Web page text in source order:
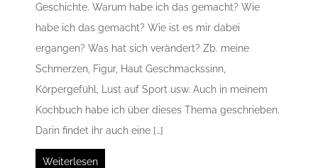
Geschichte. Warum habe ich das gemacht? Wie
habe ich das gemacht? Wie ist es mir dabei
ergangen? Was hat sich verändert? Zb. meine
Schmerzen, Figur, Haut Geschmackssinn,
Körpergefühl, Lust auf Sport usw. Auch in meinem
Kochbuch habe ich über dieses Thema geschrieben.
Darin findet ihr auch eine […]
Weiterlesen